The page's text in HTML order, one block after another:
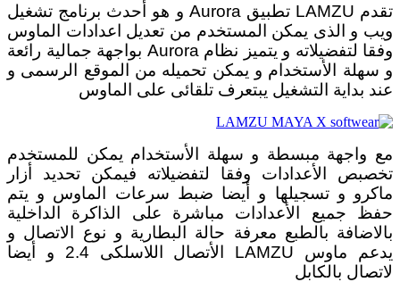
تقدم LAMZU تطبيق Aurora و هو أحدث برنامج تشغيل
ويب و الذى يمكن المستخدم من تعديل اعدادات الماوس
وفقا لتفضيلاته و يتميز نظام Aurora بواجهة جمالية رائعة
و سهلة الأستخدام و يمكن تحميله من الموقع الرسمى و
عند بداية التشغيل يبتعرف تلقائى على الماوس
مع واجهة مبسطة و سهلة الأستخدام يمكن للمستخدم
تخصبص الأعدادات وفقا لتفضيلاته فيمكن تحديد أزار
ماكرو و تسجيلها و أيضا ضبط سرعات الماوس و يتم
حفظ جميع الأعدادات مباشرة على الذاكرة الداخلية
بالاضافة بالطبع معرفة حالة البطارية و نوع الاتصال و
يدعم ماوس LAMZU الأتصال اللاسلكى 2.4 و أيضا
لاتصال بالكابل